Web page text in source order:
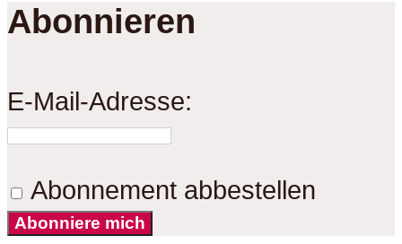
Abonnieren
E-Mail-Adresse:
Abonnement abbestellen
Abonniere mich